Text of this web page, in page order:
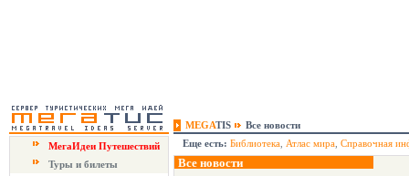
MEGATIS
Все новости
МегаИдеи Путешествий
Туры и билеты
Еще есть: Библиотека Атлас мира Справочная
Все новости